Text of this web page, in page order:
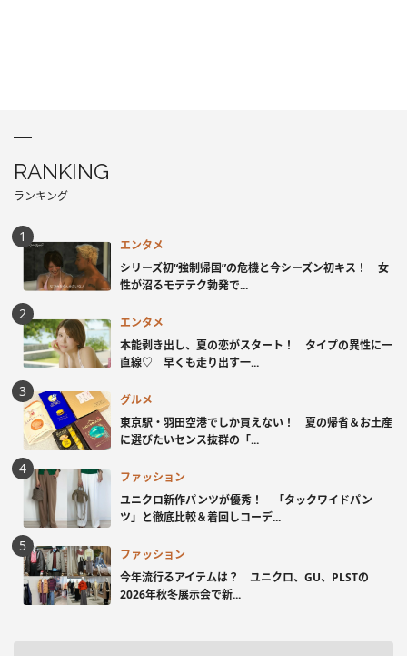
RANKING
ランキング
エンタメ
シリーズ初“強制帰国”の危機と今シーズン初キス！ 女
性が沼るモテテク勃発で...
エンタメ
本能剥き出し、夏の恋がスタート！ タイプの異性に一
直線♡ 早くも走り出す一...
グルメ
東京駅・羽田空港でしか買えない！ 夏の帰省＆お土産
に選びたいセンス抜群の「...
ファッション
ユニクロ新作パンツが優秀！ 「タックワイドパン
ツ」と徹底比較＆着回しコーデ...
ファッション
今年流行るアイテムは？ ユニクロ、GU、PLSTの
2026年秋冬展示会で新...